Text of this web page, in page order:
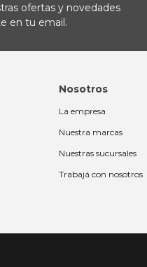
ofertas y novedades
en tu email.
Nosotros
La empresa
Nuestra marcas
Nuestras sucursales
Trabajá con nosotros